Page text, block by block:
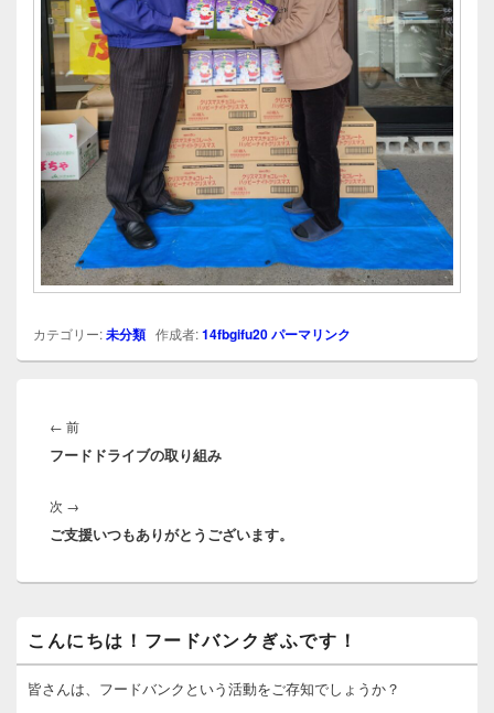
カテゴリー:未分類 作成者:14fbgifu20パーマリンク
稿
ナ
ゲ
ー
シ
← 前前
の
フードドライブの取り組み
次 →
の
ご支援いつもありがとうございます。
ン
サ
こんにちは！フードバンクぎふです！
皆さんは、フードバンクという活動をご存知でしょうか？